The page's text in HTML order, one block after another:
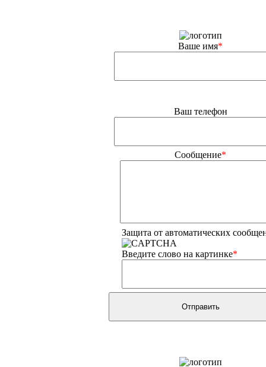
Ваше имя*
Ваш телефон
Сообщение*
Защита от автоматических
Введите слово на картинке*